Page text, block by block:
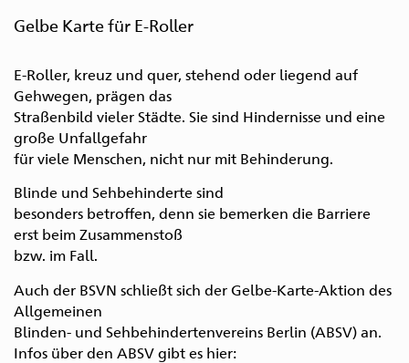
Gelbe Karte für E-Roller
E-Roller, kreuz und quer, stehend oder liegend auf
Gehwegen, prägen das
Straßenbild vieler Städte. Sie sind Hindernisse und eine
große Unfallgefahr
für viele Menschen, nicht nur mit Behinderung.
Blinde und Sehbehinderte sind
besonders betroffen, denn sie bemerken die Barriere
erst beim Zusammenstoß
bzw. im Fall.
Auch der BSVN schließt sich der Gelbe-Karte-Aktion des
Allgemeinen
Blinden- und Sehbehindertenvereins Berlin (ABSV) an.
Infos über den ABSV gibt es hier: